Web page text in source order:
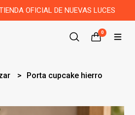
OFICIAL DE NUEVAS LUCES
0
Porta cupcake hierro